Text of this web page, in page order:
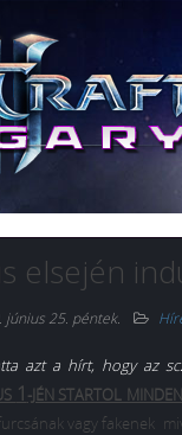
elsején
június 25. péntek.
azt a hírt, hogy az
1 -JÉN STARTOL
vagy fakenek